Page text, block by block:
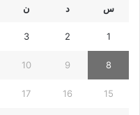
س د ن
1
2
3
8
9
10
15
16
17